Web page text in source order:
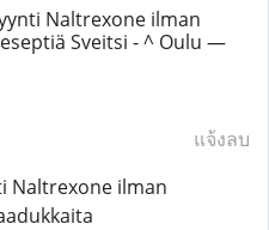
Naltrexone ilman
Sveitsi - ^ Oulu —
แจ้งลบ
Naltrexone ilman